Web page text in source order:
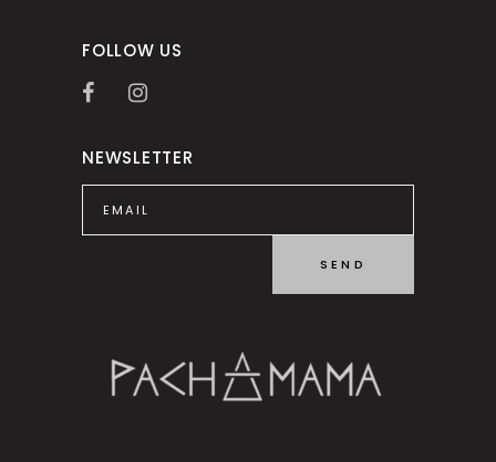
FOLLOW US
NEWSLETTER